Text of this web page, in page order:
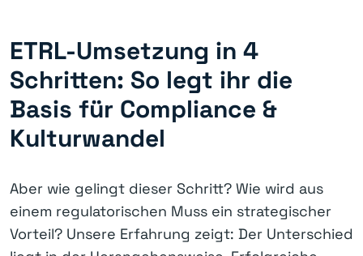
ETRL-Umsetzung in 4
Schritten: So legt ihr die
Basis für Compliance &
Kulturwandel
Aber wie gelingt dieser Schritt? Wie wird aus
einem regulatorischen Muss ein strategischer
Vorteil? Unsere Erfahrung zeigt: Der Unterschied